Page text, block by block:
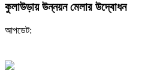
কুলাউড়ায় উন্নয়ন মেলার উদ্বোধন
আপডেট: